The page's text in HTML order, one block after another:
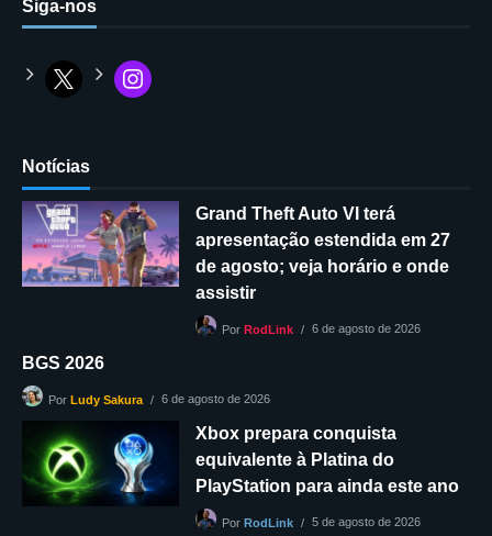
Siga-nos
Notícias
Grand Theft Auto VI terá
apresentação estendida em 27
de agosto; veja horário e onde
assistir
PorRodLink 6 de agosto de 2026
BGS 2026
PorLudy Sakura 6 de agosto de 2026
Xbox prepara conquista
equivalente à Platina do
PlayStation para ainda este ano
PorRodLink 5 de agosto de 2026